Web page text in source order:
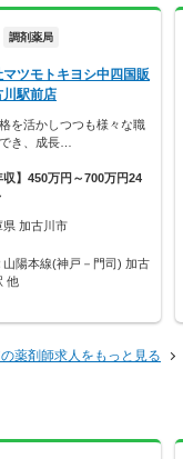
調剤薬局
マツモトキヨシ中四国販
駅前店
を活かしつつも様々な職
き、成長…
収】450万円～700万円24
県 加古川市
山陽本線(神戸－門司) 加古
他
薬剤師求人をもっと見る